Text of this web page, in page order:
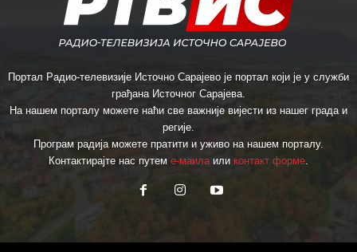
Портал Радио-телевизије Источно Сарајево је портал који је у служби
грађана Источног Сарајева.
На нашем порталу можете наћи све важније вијести из нашег града и
регије.
Програм радија можете пратити и уживо на нашем порталу.
Контактирајте нас путем е-маилаили контакт форме.